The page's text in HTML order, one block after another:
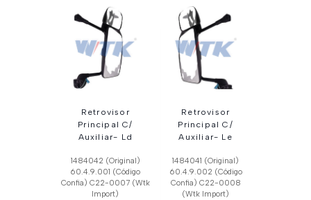
Retrovisor
Principal C/
Auxiliar- Ld
1484042 (Original)
60.4.9.001 (Código
Confia) C22-0007 (Wtk
Import)
Retrovisor
Principal C/
Auxiliar- Le
1484041 (Original)
60.4.9.002 (Código
Confia) C22-0008
(Wtk Import)